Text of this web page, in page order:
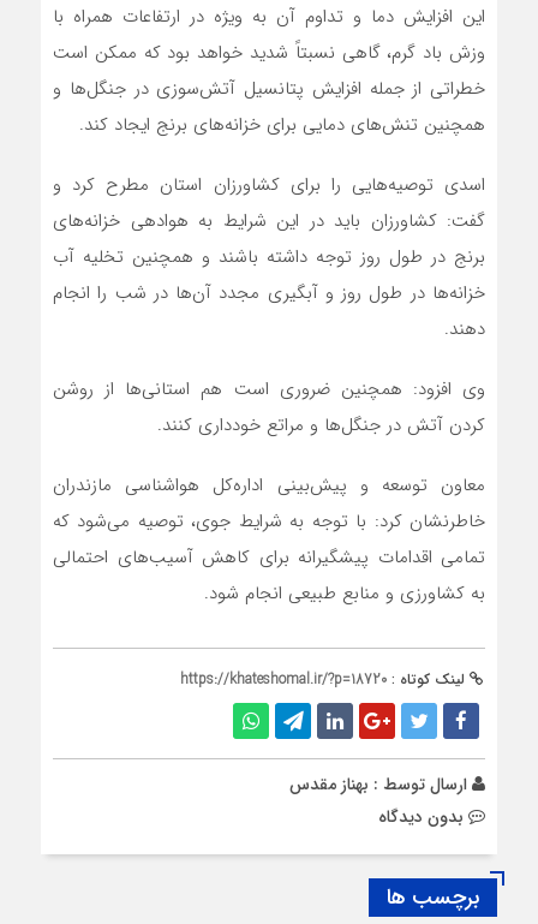
این افزایش دما و تداوم آن به ویژه در ارتفاعات همراه با
وزش باد گرم، گاهی نسبتاً شدید خواهد بود که ممکن است
خطراتی از جمله افزایش پتانسیل آتش‌سوزی در جنگل‌ها و
همچنین تنش‌های دمایی برای خزانه‌های برنج ایجاد کند.
اسدی توصیه‌هایی را برای کشاورزان استان مطرح کرد و
گفت: کشاورزان باید در این شرایط به هوادهی خزانه‌های
برنج در طول روز توجه داشته باشند و همچنین تخلیه آب
خزانه‌ها در طول روز و آبگیری مجدد آن‌ها در شب را انجام
دهند.
وی افزود: همچنین ضروری است هم استانی‌ها از روشن
کردن آتش در جنگل‌ها و مراتع خودداری کنند.
معاون توسعه و پیش‌بینی اداره‌کل هواشناسی مازندران
خاطرنشان کرد: با توجه به شرایط جوی، توصیه می‌شود که
تمامی اقدامات پیشگیرانه برای کاهش آسیب‌های احتمالی
به کشاورزی و منابع طبیعی انجام شود.
لینک کوتاه : https://khateshomal.ir/?p=18720
ارسال توسط : بهناز مقدس
بدون دیدگاه
برچسب ها